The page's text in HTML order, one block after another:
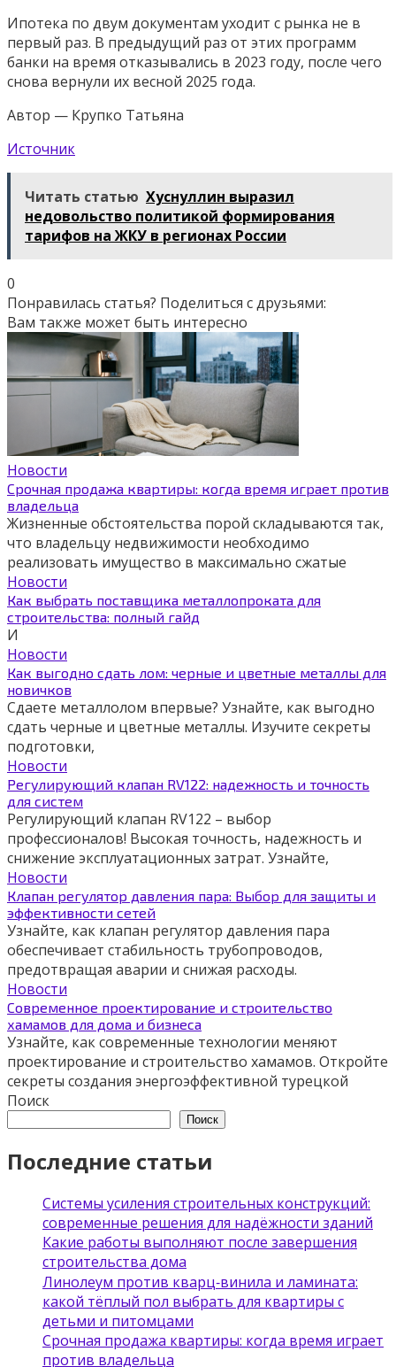
Ипотека по двум документам уходит с рынка не в
первый раз. В предыдущий раз от этих программ
банки на время отказывались в 2023 году, после чего
снова вернули их весной 2025 года.
Автор — Крупко Татьяна
Источник
Читать статью Хуснуллин выразил
недовольство политикой формирования
тарифов на ЖКУ в регионах России
0
Понравилась статья? Поделиться с друзьями:
Вам также может быть интересно
Новости
Срочная продажа квартиры: когда время играет против
владельца
Жизненные обстоятельства порой складываются так,
что владельцу недвижимости необходимо
реализовать имущество в максимально сжатые
Новости
Как выбрать поставщика металлопроката для
строительства: полный гайд
И
Новости
Как выгодно сдать лом: черные и цветные металлы для
новичков
Сдаете металлолом впервые? Узнайте, как выгодно
сдать черные и цветные металлы. Изучите секреты
подготовки,
Новости
Регулирующий клапан RV122: надежность и точность
для систем
Регулирующий клапан RV122 – выбор
профессионалов! Высокая точность, надежность и
снижение эксплуатационных затрат. Узнайте,
Новости
Клапан регулятор давления пара: Выбор для защиты и
эффективности сетей
Узнайте, как клапан регулятор давления пара
обеспечивает стабильность трубопроводов,
предотвращая аварии и снижая расходы.
Новости
Современное проектирование и строительство
хамамов для дома и бизнеса
Узнайте, как современные технологии меняют
проектирование и строительство хамамов. Откройте
секреты создания энергоэффективной турецкой
Поиск
Поиск
Последние статьи
Системы усиления строительных конструкций:
современные решения для надёжности зданий
Какие работы выполняют после завершения
строительства дома
Линолеум против кварц‑винила и ламината:
какой тёплый пол выбрать для квартиры с
детьми и питомцами
Срочная продажа квартиры: когда время играет
против владельца